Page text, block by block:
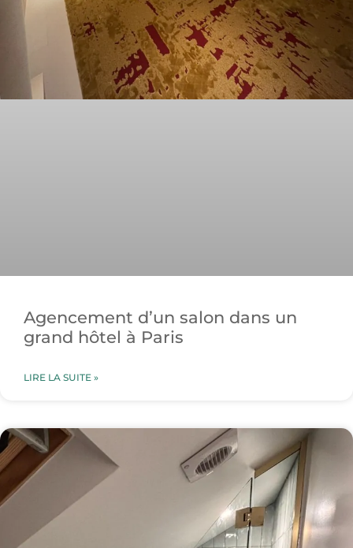
Agencement d’un salon dans un
grand hôtel à Paris
LIRE LA SUITE »